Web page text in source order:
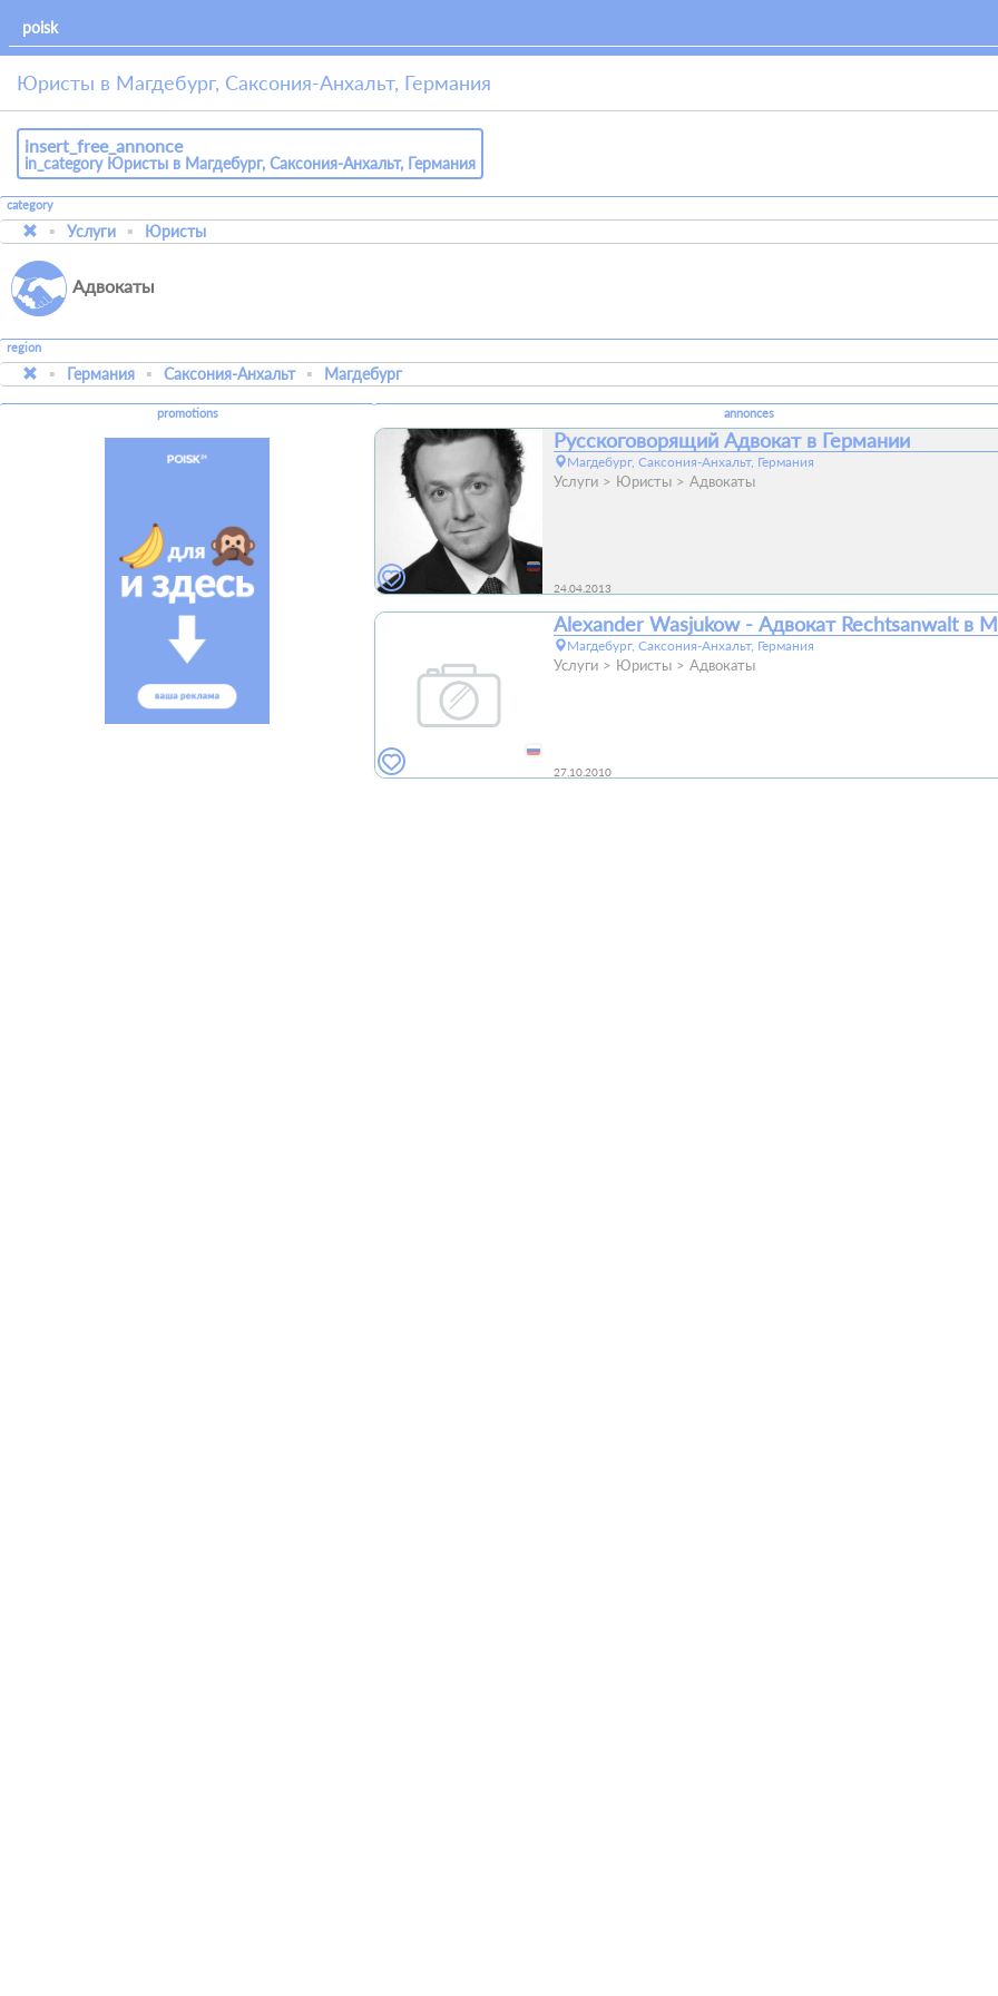
Юристы в Магдебург, Саксония-Анхальт, Германия
insert_free_annonce
in_category Юристы в Магдебург, Саксония-Анхальт, Германия
category
Услуги Юристы
Адвокаты
region
Германия Саксония-Анхальт Магдебург
promotions annonces
Русскоговорящий Адвокат в Германии
Магдебург, Саксония-Анхальт, Германия
Услуги Юристы Адвокаты
24.04.2013
Alexander Wasjukow - Адвокат Rechtsanwalt в
Магдебург, Саксония-Анхальт, Германия
Услуги Юристы Адвокаты
27.10.2010